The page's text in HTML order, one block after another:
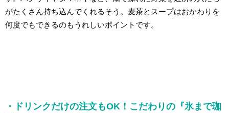
がたくさん持ち込んでくれるそう。麦茶とスープはおかわりを
何度でもできるのもうれしいポイントです。
・ドリンクだけの注文もOK！こだわりの『氷まで珈